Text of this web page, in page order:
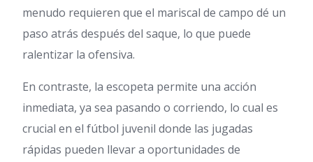
menudo requieren que el mariscal de campo dé un
paso atrás después del saque, lo que puede
ralentizar la ofensiva.
En contraste, la escopeta permite una acción
inmediata, ya sea pasando o corriendo, lo cual es
crucial en el fútbol juvenil donde las jugadas
rápidas pueden llevar a oportunidades de